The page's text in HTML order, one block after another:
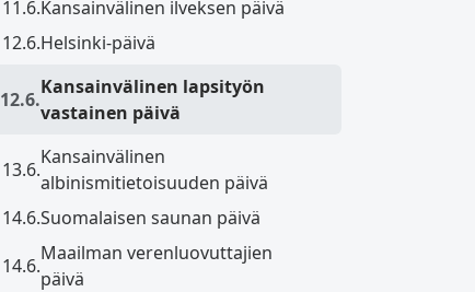
11.6.Kansainvälinen ilveksen päivä
12.6.Helsinki-päivä
12.6.
Kansainvälinen lapsityön
vastainen päivä
13.6.
Kansainvälinen
albinismitietoisuuden päivä
14.6.Suomalaisen saunan päivä
14.6.
Maailman verenluovuttajien
päivä